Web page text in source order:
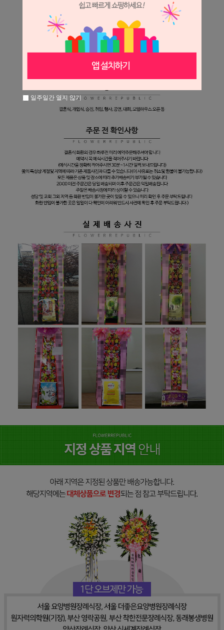
일주일간 열지 않기